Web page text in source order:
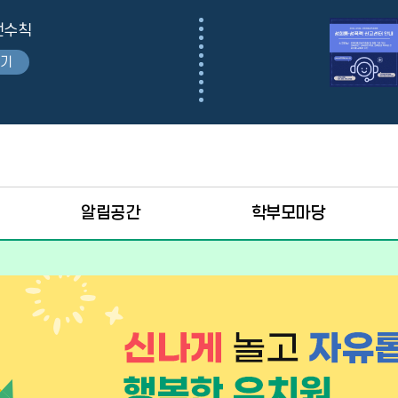
수칙
알림공간 학부모마당